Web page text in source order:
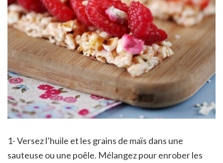
1- Versez l’huile et les grains de maïs dans une
sauteuse ou une poêle. Mélangez pour enrober les